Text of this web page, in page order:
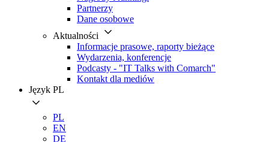
Partnerzy
Dane osobowe
Aktualności
Informacje prasowe, raporty bieżące
Wydarzenia, konferencje
Podcasty - "IT Talks with Comarch"
Kontakt dla mediów
Język PL
PL
EN
DE